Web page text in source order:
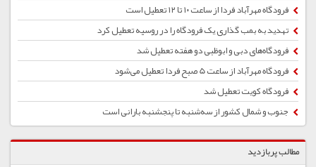
فرودگاه مهرآباد فردا از ساعت ۱۰ تا ۱۲ تعطیل است
تهدید به بمب گذاری یک فرودگاه را در روسیه تعطیل کرد
فرودگاه‌های دبی و ابوظبی دو هفته تعطیل شد
فرودگاه مهرآباد از ساعت 5 صبح فردا تعطیل می‌شود
فرودگاه کویت تعطیل شد
جنوب و شمال کشور از سه‌شنبه تا پنجشنبه بارانی است
مطالب پربازدید